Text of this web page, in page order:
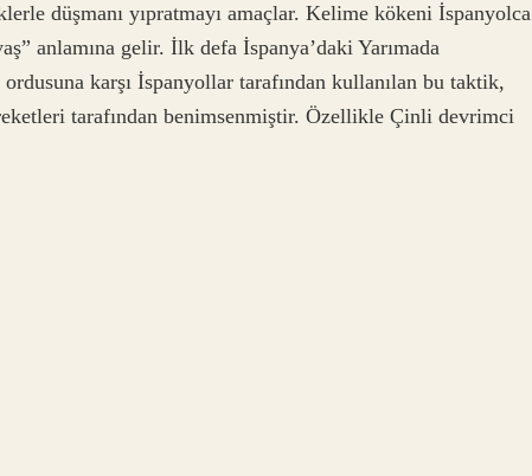
düşmanı yıpratmayı amaçlar. Kelime kökeni İspanyolca
anlamına gelir. İlk defa İspanya’daki Yarımada
ordusuna karşı İspanyollar tarafından kullanılan bu taktik,
tarafından benimsenmiştir. Özellikle Çinli devrimci